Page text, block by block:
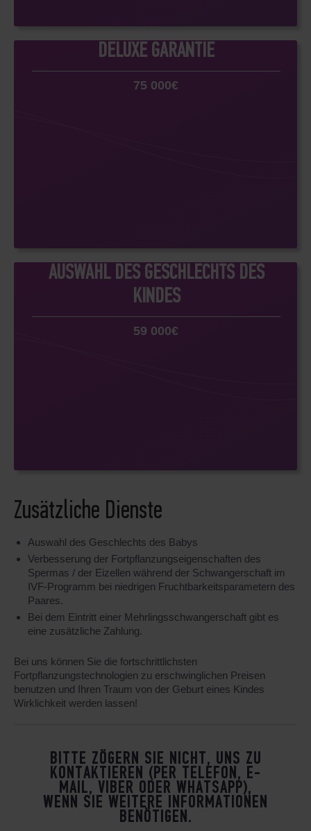
DELUXE GARANTIE
75 000€
AUSWAHL DES GESCHLECHTS DES
KINDES
59 000€
Zusätzliche Dienste
Auswahl des Geschlechts des Babys
Verbesserung der Fortpflanzungseigenschaften des
Spermas / der Eizellen während der Schwangerschaft im
IVF-Programm bei niedrigen Fruchtbarkeitsparametern des
Paares.
Bei dem Eintritt einer Mehrlingsschwangerschaft gibt es
eine zusätzliche Zahlung.
Bei uns können Sie die fortschrittlichsten
Fortpflanzungstechnologien zu erschwinglichen Preisen
benutzen und Ihren Traum von der Geburt eines Kindes
Wirklichkeit werden lassen!
BITTE ZÖGERN SIE NICHT, UNS ZU
KONTAKTIEREN (PER TELEFON, E-
MAIL, VIBER ODER WHATSAPP),
WENN SIE WEITERE INFORMATIONEN
BENÖTIGEN.